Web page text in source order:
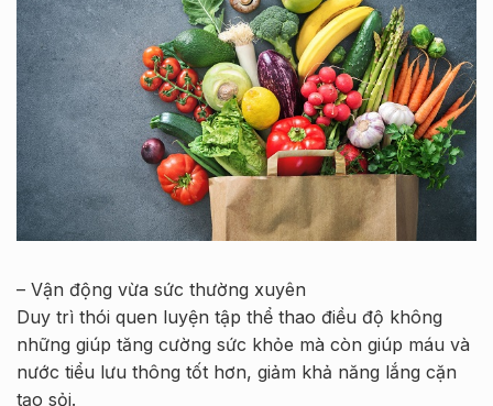
– Vận động vừa sức thường xuyên
Duy trì thói quen luyện tập thể thao điều độ không
những giúp tăng cường sức khỏe mà còn giúp máu và
nước tiểu lưu thông tốt hơn, giảm khả năng lắng cặn
tạo sỏi.